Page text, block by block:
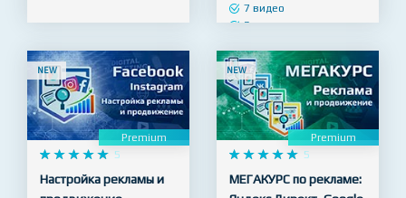
продвижение
7 видео
3 часа
NEW NEW
Premium